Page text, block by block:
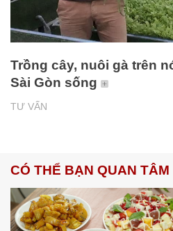
TƯ VẤN
Trồng cây, nuôi gà trên
Sài Gòn sống
CÓ THỂ BẠN QUAN TÂM